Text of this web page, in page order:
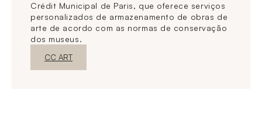
Crédit Municipal de Paris, que oferece serviços
personalizados de armazenamento de obras de
arte de acordo com as normas de conservação
dos museus.
Nova janelaDescubra o
CC ART